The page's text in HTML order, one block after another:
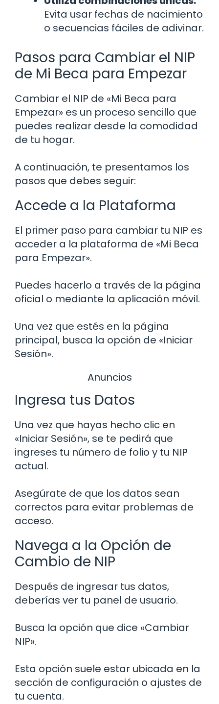
Evita usar fechas de nacimiento
o secuencias fáciles de adivinar.
Pasos para Cambiar el NIP
de Mi Beca para Empezar
Cambiar el NIP de «Mi Beca para
Empezar» es un proceso sencillo que
puedes realizar desde la comodidad
de tu hogar.
A continuación, te presentamos los
pasos que debes seguir:
Accede a la Plataforma
El primer paso para cambiar tu NIP es
acceder a la plataforma de «Mi Beca
para Empezar».
Puedes hacerlo a través de la página
oficial o mediante la aplicación móvil.
Una vez que estés en la página
principal, busca la opción de «Iniciar
Sesión».
Anuncios
Ingresa tus Datos
Una vez que hayas hecho clic en
«Iniciar Sesión», se te pedirá que
ingreses tu número de folio y tu NIP
actual.
Asegúrate de que los datos sean
correctos para evitar problemas de
acceso.
Navega a la Opción de
Cambio de NIP
Después de ingresar tus datos,
deberías ver tu panel de usuario.
Busca la opción que dice «Cambiar
NIP».
Esta opción suele estar ubicada en la
sección de configuración o ajustes de
tu cuenta.